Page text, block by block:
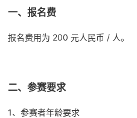
一、报名费
报名费用为 200 元人民币 / 人。
二、参赛要求
1、参赛者年龄要求